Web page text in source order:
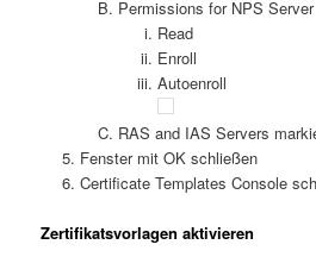
Permissions for NPS Server
Read
Enroll
Autoenroll
RAS and IAS Servers
Fenster mit OK schließen
Certificate Templates Console
Zertifikatsvorlagen aktivieren